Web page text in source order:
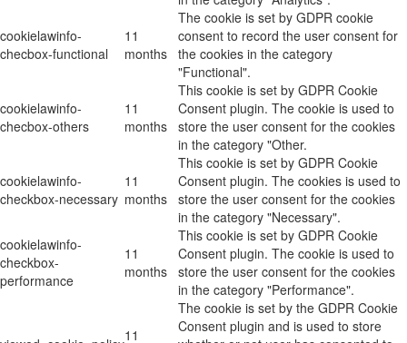
cookielawinfo-
checbox-functional
11
months
The cookie is set by GDPR cookie
consent to record the user consent for
the cookies in the category
"Functional".
cookielawinfo-
checbox-others
11
months
This cookie is set by GDPR Cookie
Consent plugin. The cookie is used to
store the user consent for the cookies
in the category "Other.
cookielawinfo-
checkbox-necessary
11
months
This cookie is set by GDPR Cookie
Consent plugin. The cookies is used to
store the user consent for the cookies
in the category "Necessary".
cookielawinfo-
checkbox-
performance
11
months
This cookie is set by GDPR Cookie
Consent plugin. The cookie is used to
store the user consent for the cookies
in the category "Performance".
11
The cookie is set by the GDPR Cookie
Consent plugin and is used to store